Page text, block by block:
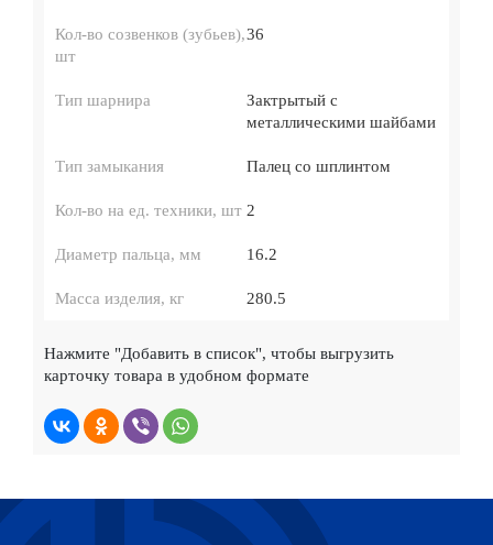
Кол-во созвенков (зубьев),
шт
36
Тип шарнира
Зактрытый с
металлическими шайбами
Тип замыкания Палец со шплинтом
Кол-во на ед. техники, шт 2
Диаметр пальца, мм 16.2
Масса изделия, кг 280.5
Нажмите "Добавить в список", чтобы выгрузить
карточку товара в удобном формате